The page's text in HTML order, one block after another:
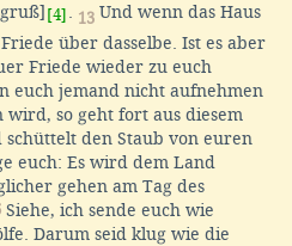
[4] 13 Und wenn das Haus
über dasselbe. Ist es aber
Friede wieder zu euch
euch jemand nicht aufnehmen
so geht fort aus diesem
den Staub von euren
euch: Es wird dem Land
gehen am Tag des
Siehe, ich sende euch wie
Darum seid klug wie die